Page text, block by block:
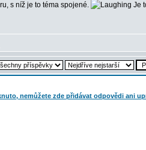
s níž je to téma spojené.
Je